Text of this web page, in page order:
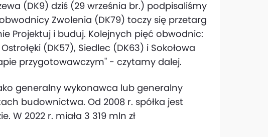
(DK9) dziś (29 września br.) podpisaliśmy
Zwolenia (DK79) toczy się przetarg
Projektuj i buduj. Kolejnych pięć obwodnic:
(DK57), Siedlec (DK63) i Sokołowa
przygotowawczym" - czytamy dalej.
generalny wykonawca lub generalny
budownictwa. Od 2008 r. spółka jest
W 2022 r. miała 3 319 mln zł